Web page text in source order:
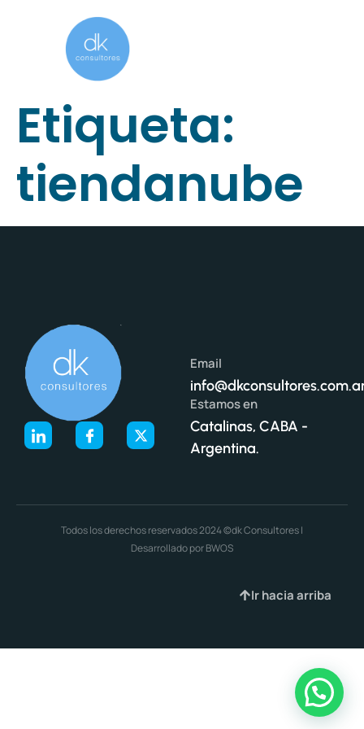
Etiqueta:
tiendanube
Email
Estamos en
Catalinas, CABA -
Argentina.
Todos los derechos reservados 2024 ©dk Consultores |
Desarrollado por BWOS
Ir hacia arriba